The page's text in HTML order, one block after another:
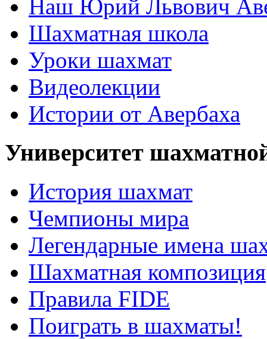
Наш Юрий Львович
Шахматная школа
Уроки шахмат
Видеолекции
Истории от Авербаха
Университет
История шахмат
Чемпионы мира
Легендарные имена
Шахматная композиция
Правила FIDE
Поиграть в шахматы!